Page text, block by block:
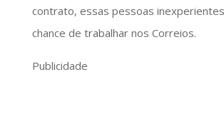
contrato, essas pessoas
chance de trabalhar nos Correios.
Publicidade